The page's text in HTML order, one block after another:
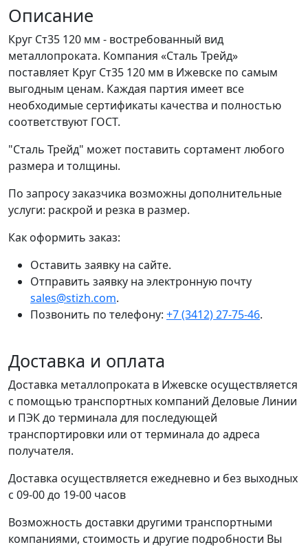
Описание
Круг Ст35 120 мм - востребованный вид
металлопроката. Компания «Сталь Трейд»
поставляет Круг Ст35 120 мм в Ижевске по самым
выгодным ценам. Каждая партия имеет все
необходимые сертификаты качества и полностью
соответствуют ГОСТ.
"Сталь Трейд" может поставить сортамент любого
размера и толщины.
По запросу заказчика возможны дополнительные
услуги: раскрой и резка в размер.
Как оформить заказ:
Оставить заявку на сайте.
Отправить заявку на электронную почту
sales@stizh.com.
Позвонить по телефону: +7 (3412) 27-75-46.
Доставка и оплата
Доставка металлопроката в Ижевске осуществляется
с помощью транспортных компаний Деловые Линии
и ПЭК до терминала для последующей
транспортировки или от терминала до адреса
получателя.
Доставка осуществляется ежедневно и без выходных
с 09-00 до 19-00 часов
Возможность доставки другими транспортными
компаниями, стоимость и другие подробности Вы